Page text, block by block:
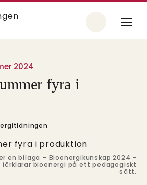
2024
fyra i
en bilaga – Bioenergikunskap 2024 –
bioenergi på ett pedagogiskt
sätt.